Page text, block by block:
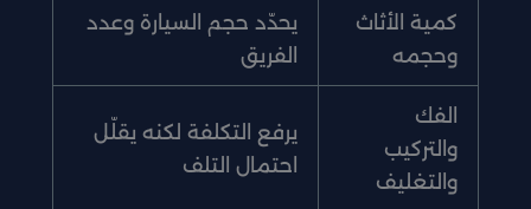
كمية الأثاث
وحجمه
يحدّد حجم السيارة وعدد
الفريق
الفك
والتركيب
والتغليف
يرفع التكلفة لكنه يقلّل
احتمال التلف